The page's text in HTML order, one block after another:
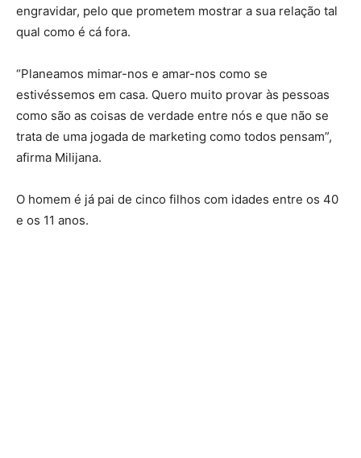
engravidar, pelo que prometem mostrar a sua relação tal
qual como é cá fora.
“Planeamos mimar-nos e amar-nos como se
estivéssemos em casa. Quero muito provar às pessoas
como são as coisas de verdade entre nós e que não se
trata de uma jogada de marketing como todos pensam”,
afirma Milijana.
O homem é já pai de cinco filhos com idades entre os 40
e os 11 anos.